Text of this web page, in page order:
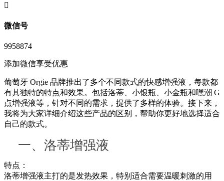
󦘖
微信号
9958874
添加微信享受优惠
葡萄牙 Orgie 品牌推出了多个不同款式的快感增强液，每款都
有其独特的特点和效果。包括洛蒂、小银瓶、小金瓶和嘿潮 G
点增强液等，针对不同的需求，提供了多样的体验。接下来，
我将为大家详细介绍这些产品的区别，帮助你更好地选择适合
自己的款式。
一、洛蒂增强液
特点：
洛蒂增强液主打的是发热效果，特别适合需要温暖刺激的用